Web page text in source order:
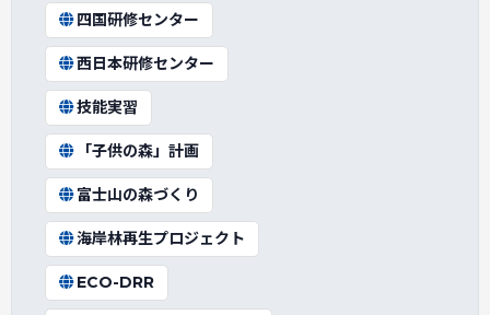
四国研修センター
西日本研修センター
技能実習
「子供の森」計画
富士山の森づくり
海岸林再生プロジェクト
ECO-DRR